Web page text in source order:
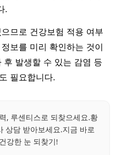
.
므로 건강보험 적용 여부
보를 미리 확인하는 것이
후 발생할 수 있는 감염 등
필요합니다.
, 루센티스로 되찾으세요.황
상담 받아보세요.지금 바로
강한 눈 되찾기!